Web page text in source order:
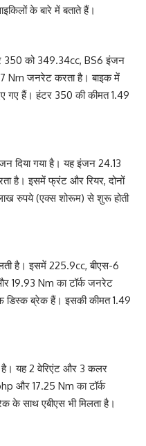
के बारे में बताते हैं।
350 को 349.34cc, BS6 इंजन
Nm जनरेट करता है। बाइक में
गए हैं। हंटर 350 की कीमत 1.49
दिया गया है। यह इंजन 24.13
है। इसमें फ्रंट और रियर, दोनों
रुपये (एक्स शोरूम) से शुरू होती
है। इसमें 225.9cc, बीएस-6
19.93 Nm का टॉर्क जनरेट
डिस्क ब्रेक हैं। इसकी कीमत 1.49
यह 2 वेरिएंट और 3 कलर
और 17.25 Nm का टॉर्क
साथ एबीएस भी मिलता है।